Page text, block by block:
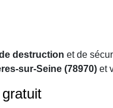
destruction et de
sur-Seine (78970) et